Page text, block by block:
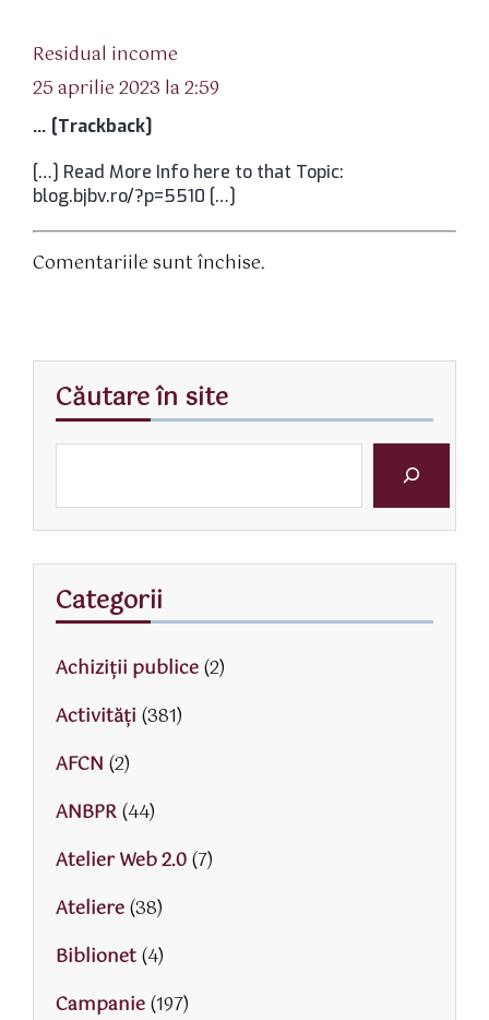
Residual income
25 aprilie 2023 la 2:59
… [Trackback]
[…] Read More Info here to that Topic:
blog.bjbv.ro/?p=5510 […]
Comentariile sunt închise.
Căutare în site
Categorii
Achiziții publice(2)
Activităţi (381)
AFCN (2)
ANBPR(44)
Atelier Web 2.0(7)
Ateliere(38)
Biblionet(4)
Campanie(197)